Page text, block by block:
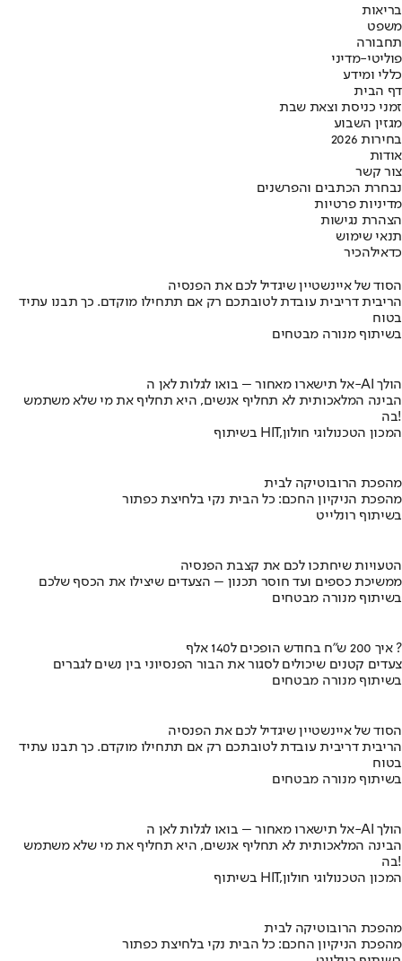
בריאות
משפט
תחבורה
פוליטי-מדיני
כללי ומידע
דף הבית
זמני כניסת וצאת שבת
מגזין השבוע
בחירות 2026
אודות
צור קשר
נבחרת הכתבים והפרשנים
מדיניות פרטיות
הצהרת נגישות
תנאי שימוש
כדאילהכיר
הסוד של איינשטיין שיגדיל לכם את הפנסיה
הריבית דריבית עובדת לטובתכם רק אם תתחילו מוקדם. כך תבנו עתיד
בטוח
בשיתוף מנורה מבטחים
אל תישארו מאחור – בואו לגלות לאן ה-AI הולך
הבינה המלאכותית לא תחליף אנשים, היא תחליף את מי שלא משתמש
בה!
בשיתוף HIT,המכון הטכנולוגי חולון
מהפכת הרובוטיקה לבית
מהפכת הניקיון החכם: כל הבית נקי בלחיצת כפתור
בשיתוף רונלייט
הטעויות שיחתכו לכם את קצבת הפנסיה
ממשיכת כספים ועד חוסר תכנון – הצעדים שיצילו את הכסף שלכם
בשיתוף מנורה מבטחים
איך 200 ש"ח בחודש הופכים ל140 אלף ?
צעדים קטנים שיכולים לסגור את הבור הפנסיוני בין נשים לגברים
בשיתוף מנורה מבטחים
הסוד של איינשטיין שיגדיל לכם את הפנסיה
הריבית דריבית עובדת לטובתכם רק אם תתחילו מוקדם. כך תבנו עתיד
בטוח
בשיתוף מנורה מבטחים
אל תישארו מאחור – בואו לגלות לאן ה-AI הולך
הבינה המלאכותית לא תחליף אנשים, היא תחליף את מי שלא משתמש
בה!
בשיתוף HIT,המכון הטכנולוגי חולון
מהפכת הרובוטיקה לבית
מהפכת הניקיון החכם: כל הבית נקי בלחיצת כפתור